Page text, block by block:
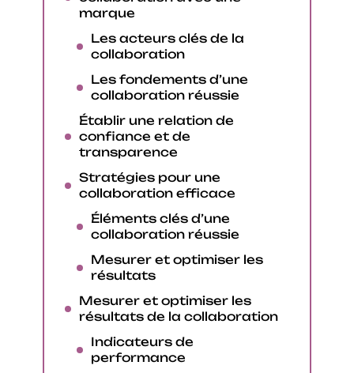
marque
Les acteurs clés de la
collaboration
Les fondements d’une
collaboration réussie
Établir une relation de
confiance et de
transparence
Stratégies pour une
collaboration efficace
Éléments clés d’une
collaboration réussie
Mesurer et optimiser les
résultats
Mesurer et optimiser les
résultats de la collaboration
Indicateurs de
performance